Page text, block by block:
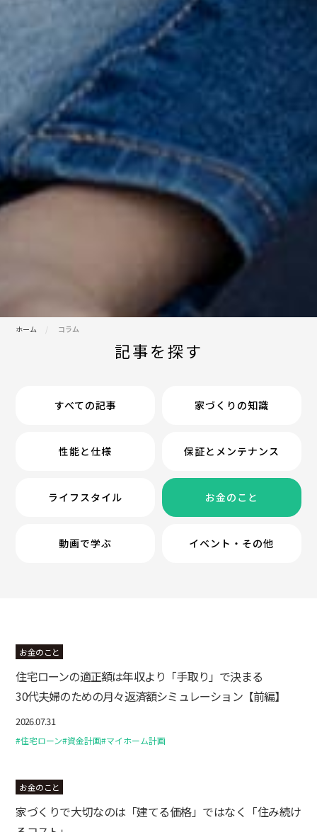
ホーム コラム
記事を探す
すべての記事 家づくりの知識
性能と仕様 保証とメンテナンス
ライフスタイル お金のこと
動画で学ぶ イベント・その他
お金のこと
住宅ローンの適正額は年収より「手取り」で決まる
30代夫婦のための月々返済額シミュレーション【前編】
2026.07.31
#住宅ローン#資金計画#マイホーム計画
お金のこと
家づくりで大切なのは「建てる価格」ではなく「住み続け